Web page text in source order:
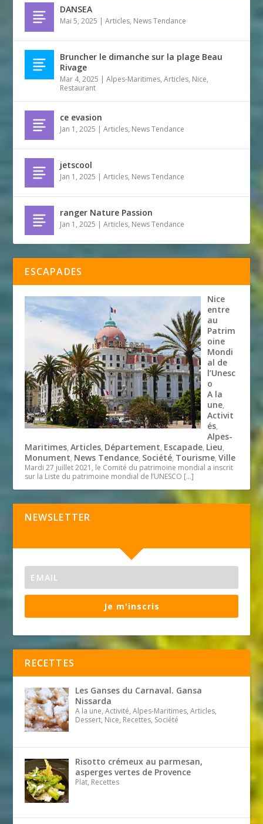
DANSEA
Mai 5, 2025 |Articles, News Tendance
Bruncher le dimanche sur la plage Beau
Rivage
Mar 4, 2025 |Alpes-Maritimes,Articles, Nice,
Restaurant
ce evasion
Jan 1, 2025 |Articles, News Tendance
jetscool
Jan 1, 2025 |Articles, News Tendance
ranger Nature Passion
Jan 1, 2025 |Articles, News Tendance
ESCAPADES
Nice
entre
au
Patrim
oine
Mondi
al de
l’Unesc
o
A la
une,
Activit
és,
Alpes-
Maritimes,Articles, Département, Escapade, Lieu,
Monument, News Tendance, Société, Tourisme,Ville
Mardi 27 juillet 2021, le Comité du patrimoine mondial a inscrit
sur la Liste du patrimoine mondial de l’UNESCO […]
NEWSLETTER
Je m'inscris
RECETTES
Les Ganses du Carnaval. Gansa
Nissarda
A la une, Activité, Alpes-Maritimes, Articles,
Dessert, Nice, Recettes, Société
Risotto crémeux au parmesan,
asperges vertes de Provence
Plat, Recettes